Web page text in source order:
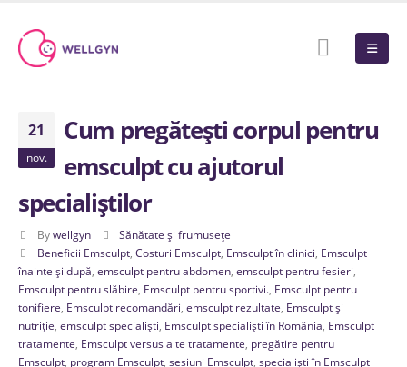
21
nov.
Cum pregătești corpul pentru
emsculpt cu ajutorul
specialiștilor
By wellgyn
Sănătate și frumusețe
Beneficii Emsculpt, Costuri Emsculpt, Emsculpt în clinici Emsculpt
înainte și după emsculpt pentru abdomen emsculpt pentru fesieri
Emsculpt pentru slăbire Emsculpt pentru sportivi. Emsculpt pentru
tonifiere Emsculpt recomandări emsculpt rezultate Emsculpt și
nutriție emsculpt specialiști Emsculpt specialiști în România Emsculpt
tratamente Emsculpt versus alte tratamente pregătire pentru
Emsculpt program Emsculpt sesiuni Emsculpt specialiști în Emsculpt